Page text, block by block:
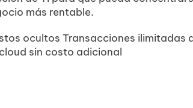
más rentable.
ocultos Transacciones ilimitadas
sin costo adicional